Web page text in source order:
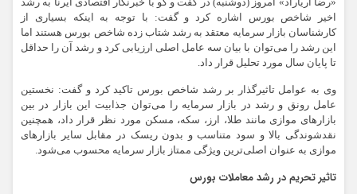
«رضا آریاراد» امروز (دوشنبه) در گفت و گو با خبرنگار اقتصادی ایرنا به رشد
اخیر شاخص بورس اشاره کرد و گفت: با توجه به اینکه بسیاری از
کارشناسان بازار سرمایه معتقد به رشد شتاب زده شاخص بورس هستند اما
این رشد را می‌توان با بیان سه عامل اصلی ارزیابی کرد و رشد آن را حداقل
تا پایان سال مورد تحلیل قرار داد.
وی به عوامل تاثیرگذار بر رشد شاخص بورس تاکید کرد و گفت: نخستین
عامل رونق و رشد در بازار سرمایه را می‌توان جذابیت این بازار در بین
بازارهای موازی مانند طلا،‌ ارز، سکه، مسکن مورد نظر قرار داد، همچنین
نقدشوندگی بالا و سود متناسب و بدون ریسک در مقابل سایر بازارهای
موازی به عنوان اصلی‌ترین ویژگی ممتاز بازار سرمایه محسوب می‌شود.
تاثیر تحریم در رشد معاملات بورس